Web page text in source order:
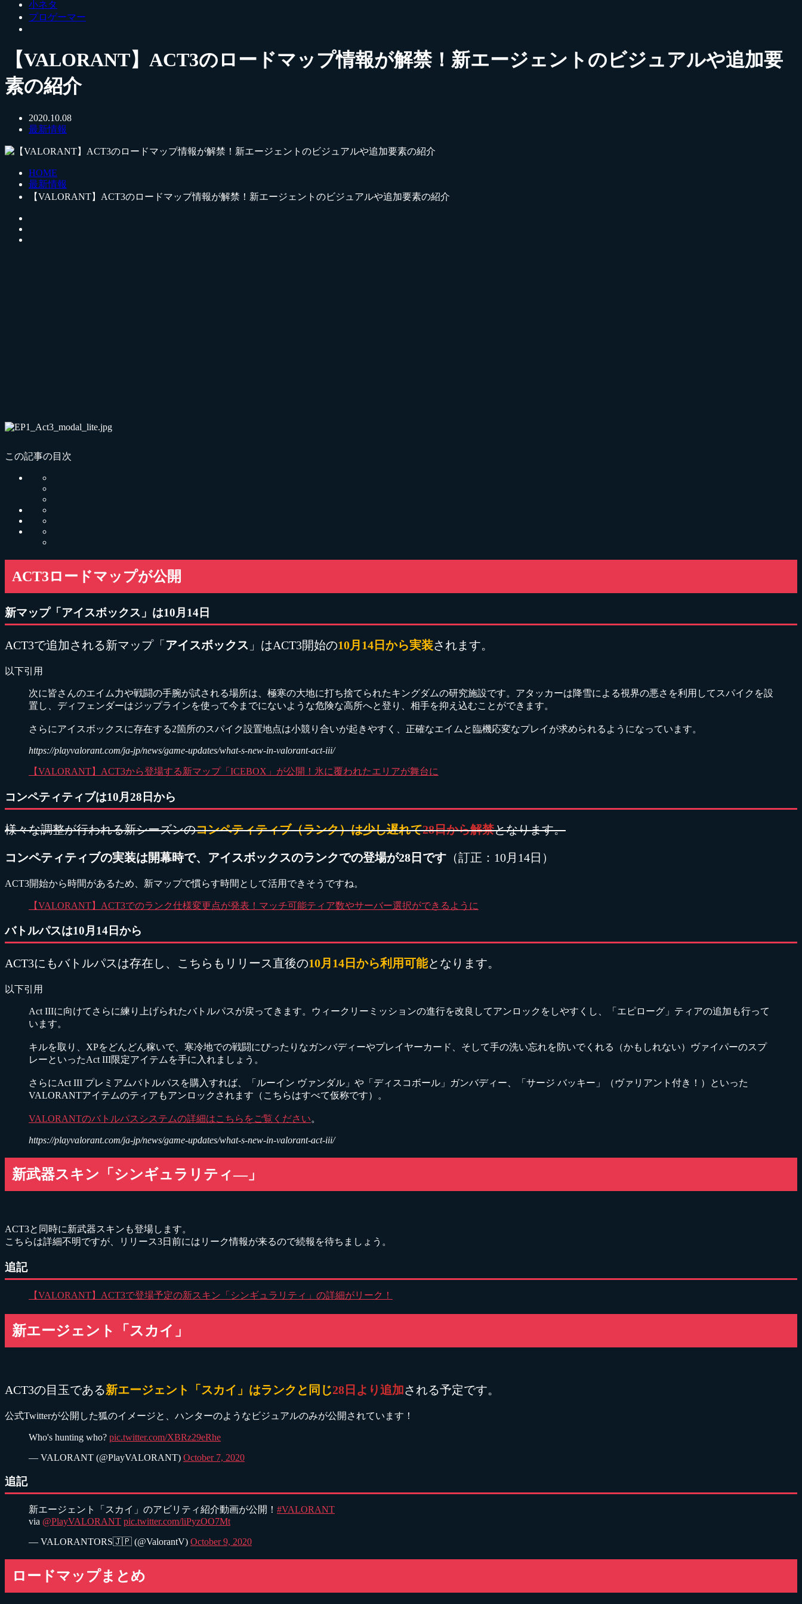
小ネタ
プロゲーマー
【VALORANT】ACT3のロードマップ情報が解禁！新エージェントのビジュアルや追加要
素の紹介
2020.10.08
最新情報
HOME
最新情報
【VALORANT】ACT3のロードマップ情報が解禁！新エージェントのビジュアルや追加要素の紹介
この記事の目次
ACT3ロードマップが公開
新マップ「アイスボックス」は10月14日
ACT3で追加される新マップ「 アイスボックス 」はACT3開始の10月14日から実装されます。
以下引用
次に皆さんのエイム力や戦闘の手腕が試される場所は、極寒の大地に打ち捨てられたキングダムの研究施設です。アタッカーは降雪による視界の悪さを利用してスパイクを設
置し、ディフェンダーはジップラインを使って今までにないような危険な高所へと登り、相手を抑え込むことができます。
さらにアイスボックスに存在する2箇所のスパイク設置地点は小競り合いが起きやすく、正確なエイムと臨機応変なプレイが求められるようになっています。
https://playvalorant.com/ja-jp/news/game-updates/what-s-new-in-valorant-act-iii/
【VALORANT】ACT3から登場する新マップ「ICEBOX」が公開！氷に覆われたエリアが舞台に
コンペティティブは10月28日から
様々な調整が行われる新シーズンのコンペティティブ（ランク）は少し遅れて28日から解禁となります。
コンペティティブの実装は開幕時で、アイスボックスのランクでの登場が28日です （訂正：10月14日）
ACT3開始から時間があるため、新マップで慣らす時間として活用できそうですね。
【VALORANT】ACT3でのランク仕様変更点が発表！マッチ可能ティア数やサーバー選択ができるように
バトルパスは10月14日から
ACT3にもバトルパスは存在し、こちらもリリース直後の10月14日から利用可能となります。
以下引用
Act IIIに向けてさらに練り上げられたバトルパスが戻ってきます。ウィークリーミッションの進行を改良してアンロックをしやすくし、「エピローグ」ティアの追加も行って
います。
キルを取り、XPをどんどん稼いで、寒冷地での戦闘にぴったりなガンバディーやプレイヤーカード、そして手の洗い忘れを防いでくれる（かもしれない）ヴァイパーのスプ
レーといったAct III限定アイテムを手に入れましょう。
さらにAct III プレミアムバトルパスを購入すれば、「ルーイン ヴァンダル」や「ディスコボール」ガンバディー、「サージ バッキー」（ヴァリアント付き！）といった
VALORANTアイテムのティアもアンロックされます（こちらはすべて仮称です）。
VALORANTのバトルパスシステムの詳細はこちらをご覧ください。
https://playvalorant.com/ja-jp/news/game-updates/what-s-new-in-valorant-act-iii/
新武器スキン「シンギュラリティ―」
ACT3と同時に新武器スキンも登場します。
こちらは詳細不明ですが、リリース3日前にはリーク情報が来るので続報を待ちましょう。
追記
【VALORANT】ACT3で登場予定の新スキン「シンギュラリティ」の詳細がリーク！
新エージェント「スカイ」
ACT3の目玉である新エージェント「スカイ」はランクと同じ28日より追加される予定です。
公式Twitterが公開した狐のイメージと、ハンターのようなビジュアルのみが公開されています！
Who's hunting who? pic.twitter.com/XBRz29eRhe
— VALORANT (@PlayVALORANT) October 7, 2020
追記
新エージェント「スカイ」のアビリティ紹介動画が公開！ #VALORANT
via @PlayVALORANT pic.twitter.com/liPyzOO7Mt
— VALORANTORS🇯🇵 (@ValorantV) October 9, 2020
ロードマップまとめ